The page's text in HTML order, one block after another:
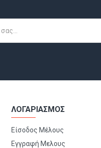
ΛΟΓΑΡΙΑΣΜΟΣ
Είσοδος Μέλους
Εγγραφή Μελους